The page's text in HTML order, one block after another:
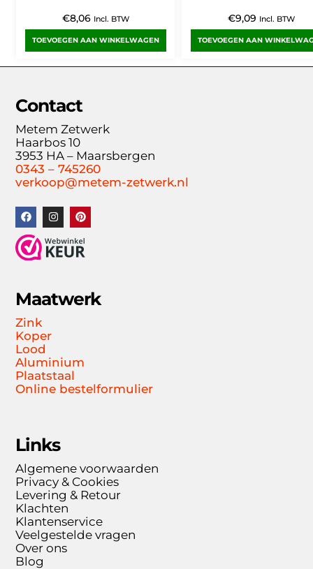
€8,06 Incl. BTW
TOEVOEGEN AAN WINKELWAGEN
€9,09 Incl. BTW
TOEVOEGEN AAN
Contact
Metem Zetwerk
Haarbos 10
3953 HA – Maarsbergen
0343 – 745260
verkoop@metem-zetwerk.nl
Maatwerk
Zink
Koper
Lood
Aluminium
Plaatstaal
Online bestelformulier
Links
Algemene voorwaarden
Privacy & Cookies
Levering & Retour
Klachten
Klantenservice
Veelgestelde vragen
Over ons
Blog